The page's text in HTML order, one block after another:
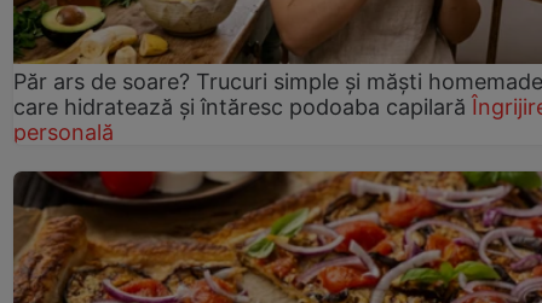
Păr ars de soare? Trucuri simple și măști homemade
care hidratează și întăresc podoaba capilară
personală